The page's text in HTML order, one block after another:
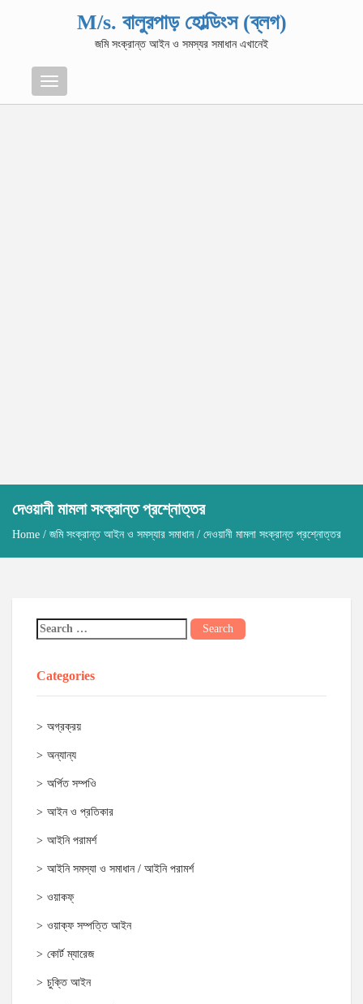
M/s. বালুরপাড় হোল্ডিংস (ব্লগ)
জমি সংক্রান্ত আইন ও সমস্যর সমাধান এখানেই
Menu
দেওয়ানী মামলা সংক্রান্ত প্রশ্নোত্তর
Home / জমি সংক্রান্ত আইন ও সমস্যার সমাধান/ দেওয়ানী মামলা সংক্রান্ত প্রশ্নোত্তর
Categories
অগ্রক্রয়
অন্যান্য
অর্পিত সম্পওি
আইন ও প্রতিকার
আইনি পরামর্শ
আইনি সমস্যা ও সমাধান / আইনি পরামর্শ
ওয়াকফ্
ওয়াক্‌ফ সম্পত্তি আইন
কোর্ট ম্যারেজ
চুক্তি আইন